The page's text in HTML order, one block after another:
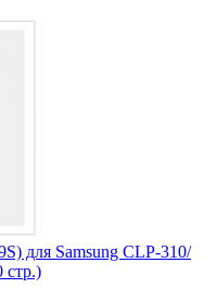
для Samsung CLP-310/
стр.)